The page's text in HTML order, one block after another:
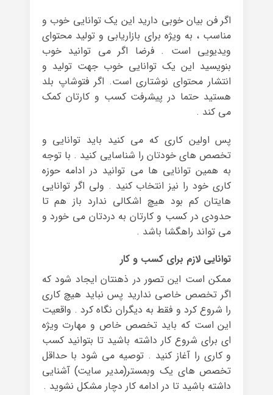
اگر فن بیان خوبی دارید این یک توانایی خوب و
مناسب ، به ویژه برای بازاریابی و تولید محتوای
ویدیویی است . فرضا اگر می توانید خوب
بنویسید این یک توانایی خوب جهت تولید و
انتشار محتوای نوشتاری است. اگر فتوشاپ بلد
هستید حتما در پیشرفت کسب و کارتان کمک
می کند .
پس اولین کاری که می کنید باید توانایی و
تخصص های خودتان را شناسایی کنید . با توجه
به همین توانایی ها می توانید در ادامه حوزه
کاری خود را نیز انتخاب کنید . ولی اگر توانایی
هایتان کم بود هیچ اشکالی ندارد باز هم تا
حدودی در کسب و کارتان به دردتان می خورد و
می تواند راهگشا باشد .
توانایی لازم برای کسب و کار
ممکن است این تصور در ذهنتان ایجاد شود که
اگر تخصص خاصی ندارید پس نباید هیچ کاری
را شروع کرد و فقط به دیگران نگاه کرد . واقعیت
این است که باید تخصص خاص و مهارت ویژه
ای برای شروع کار داشته باشید تا بتوانید کسب
و کاری را آغاز کنید . توصیه می شود با حداقل
تخصص های یک وبمستر(مدیر سایت) آشنایی
داشته باشید تا در ادامه کار دچار مشکل نشوید .